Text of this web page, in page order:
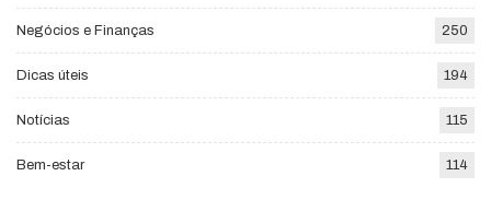
Negócios e Finanças 250
Dicas úteis 194
Notícias 115
Bem-estar 114